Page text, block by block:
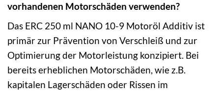
vorhandenen Motorschäden verwenden?
Das ERC 250 ml NANO 10-9 Motoröl Additiv ist
primär zur Prävention von Verschleiß und zur
Optimierung der Motorleistung konzipiert. Bei
bereits erheblichen Motorschäden, wie z.B.
kapitalen Lagerschäden oder Rissen im